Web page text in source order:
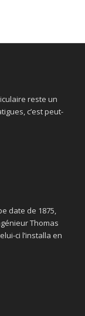
reste un
c’est peut-
date de 1875,
Thomas
ci l’installa en